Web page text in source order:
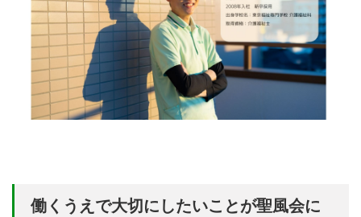
働くうえで大切にしたいことが聖風会に